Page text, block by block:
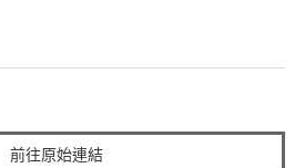
前往原始連結